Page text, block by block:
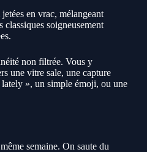
en vrac, mélangeant
soigneusement
non filtrée. Vous y
une vitre sale, une capture
», un simple émoji, ou une
semaine. On saute du